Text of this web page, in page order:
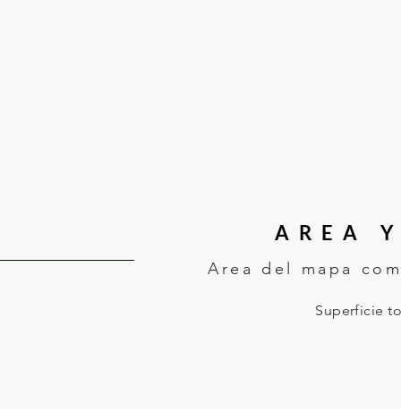
AREA
Area del mapa
Superficie